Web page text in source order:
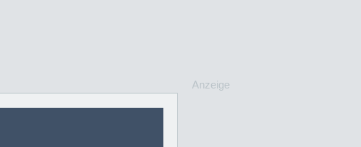
Anzeige